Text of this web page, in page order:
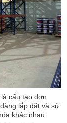
cấu tạo đơn
lắp đặt và sử
khác nhau.